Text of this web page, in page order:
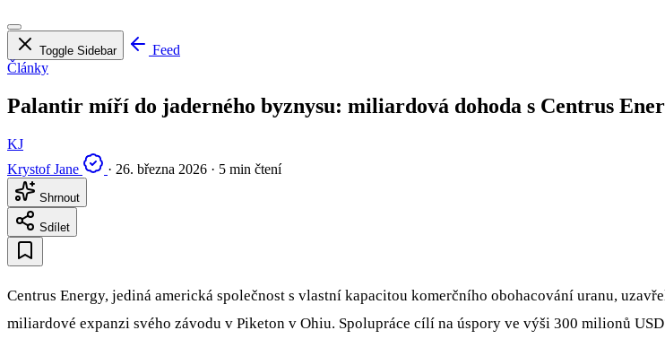
Toggle Sidebar
Feed
Články
Palantir míří do jaderného byznysu: miliardová dohoda s Centrus
KJ
Krystof Jane
· 26. března 2026 · 5 min čtení
Shrnout
Sdílet
Centrus Energy, jediná americká společnost s vlastní kapacitou komerčního obohacování uranu,
miliardové expanzi svého závodu v Piketon v Ohiu. Spolupráce cílí na úspory ve výši 300 milionů